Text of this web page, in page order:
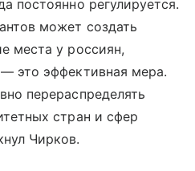
постоянно регулируется.
может создать
места у россиян,
это эффективная мера.
перераспределять
стран и сфер
Чирков.